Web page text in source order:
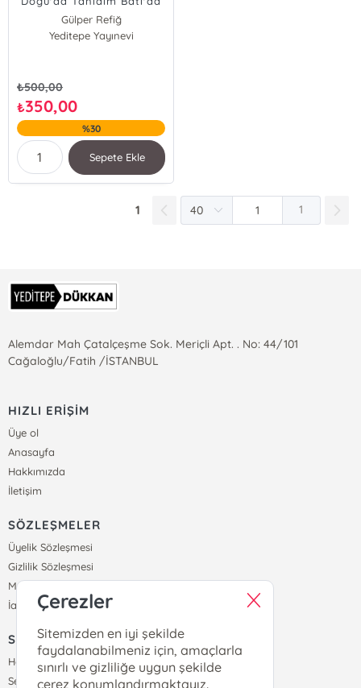
Ölüm'ü Gördüm
Gülper Refiğ
Yeditepe Yayınevi
₺500,00
₺350,00
%30
Sepete Ekle
1 1
Alemdar Mah Çatalçeşme Sok. Meriçli Apt. . No: 44/101
Cağaloğlu/Fatih /İSTANBUL
HIZLI ERİŞİM
Üye ol
Anasayfa
Hakkımızda
İletişim
SÖZLEŞMELER
Üyelik Sözleşmesi
Gizlilik Sözleşmesi
Mesafeli Satış Sözleşmesi
İade ve Teslimat Koşulları
SİPARİŞ
Hesabım
Sepetim
Çerezler
Sitemizden en iyi şekilde
faydalanabilmeniz için, amaçlarla
sınırlı ve gizliliğe uygun şekilde
çerez konumlandırmaktayız.